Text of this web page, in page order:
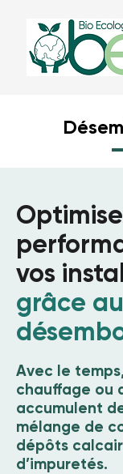
vos
grâce au
Avec le
chauffage ou
accumulent
mélange de
dépôts
d’impuretés.